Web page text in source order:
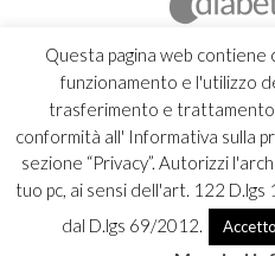
Questa pagina web contiene
funzionamento e l'utilizzo
trasferimento e
conformità all' Informativa sulla
sezione “Privacy”. Autorizzi
tuo pc, ai sensi dell'art. 122
dal D.lgs 69/2012.
Accetto
Copyright 2026 Ascensia